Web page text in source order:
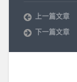
上一篇文章
下一篇文章